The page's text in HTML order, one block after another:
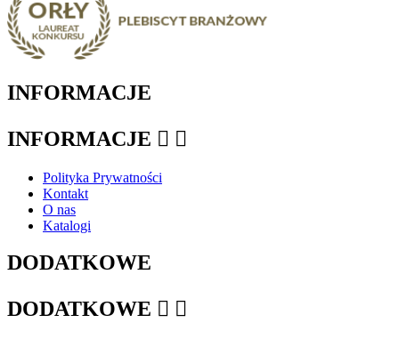
INFORMACJE
INFORMACJE  
Polityka Prywatności
Kontakt
O nas
Katalogi
DODATKOWE
DODATKOWE  